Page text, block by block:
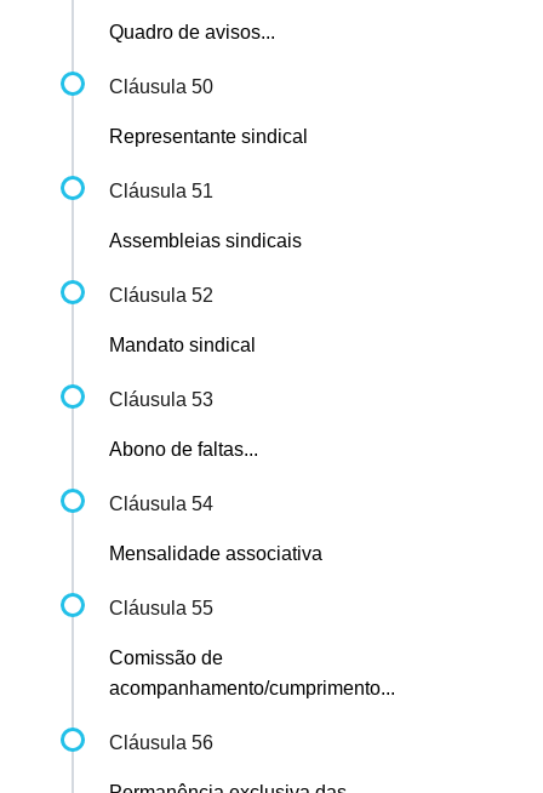
Quadro de avisos...
Cláusula 50
Representante sindical
Cláusula 51
Assembleias sindicais
Cláusula 52
Mandato sindical
Cláusula 53
Abono de faltas...
Cláusula 54
Mensalidade associativa
Cláusula 55
Comissão de
acompanhamento/cumprimento...
Cláusula 56